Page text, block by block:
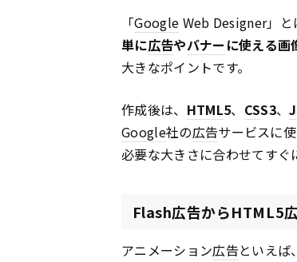
「Google Web Designer」と
単に広告やバナー に使える画
大きなポイントです。
作成後は、 HTML5、 CSS3、
Google社の広告サービスに
必要な大きさに合わせてすぐ
Flash広告からHTML5
アニメーション広告といえば